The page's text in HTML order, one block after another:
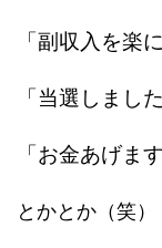
「副収入を楽
「当選しました
「お金あげます
とかとか（笑）